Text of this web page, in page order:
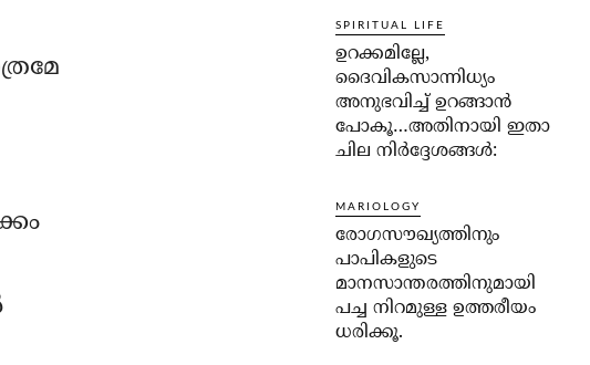
SPIRITUAL LIFE
ഉറക്കമില്ലേ,
ദൈവികസാന്നിധ്യം
അനുഭവിച്ച് ഉറങ്ങാന്‍
പോകൂ…അതിനായി ഇതാ
ചില നിര്‍ദ്ദേശങ്ങള്‍:
MARIOLOGY
രോഗസൗഖ്യത്തിനും
പാപികളുടെ
മാനസാന്തരത്തിനുമായി
പച്ച നിറമുള്ള ഉത്തരീയം
ധരിക്കൂ.